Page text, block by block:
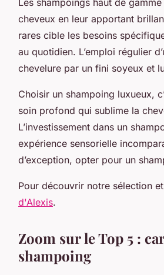
cheveux en leur apportant
rares cible les besoins
au quotidien. L’emploi régulier
chevelure par un fini soyeux et
Choisir un shampoing luxueux,
soin profond qui sublime la
L’investissement dans un
expérience sensorielle
d’exception, opter pour un
Pour découvrir notre sélection
d'Alexis.
Zoom sur le Top 5 :
shampoing